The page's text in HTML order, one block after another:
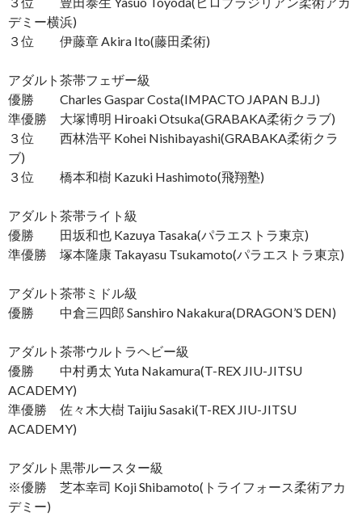
デミー横浜)
３位 伊藤章 Akira Ito(藤田柔術)
アダルト茶帯フェザー級
優勝 Charles Gaspar Costa(IMPACTO JAPAN B.J.J)
準優勝 大塚博明 Hiroaki Otsuka(GRABAKA柔術クラブ)
３位 西林浩平 Kohei Nishibayashi(GRABAKA柔術クラ
ブ)
３位 橋本和樹 Kazuki Hashimoto(飛翔塾)
アダルト茶帯ライト級
優勝 田坂和也 Kazuya Tasaka(パラエストラ東京)
準優勝 塚本隆康 Takayasu Tsukamoto(パラエストラ東京)
アダルト茶帯ミドル級
優勝 中倉三四郎 Sanshiro Nakakura(DRAGON’S DEN)
アダルト茶帯ウルトラヘビー級
優勝 中村勇太 Yuta Nakamura(T-REX JIU-JITSU
ACADEMY)
準優勝 佐々木大樹 Taijiu Sasaki(T-REX JIU-JITSU
ACADEMY)
アダルト黒帯ルースター級
※優勝 芝本幸司 Koji Shibamoto(トライフォース柔術アカ
デミー)